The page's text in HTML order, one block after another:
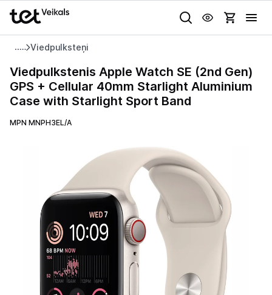
Uz kategorijam Uz galveno saturu
Viedpulksteņi
Pasūtījuma statuss
Izvēlies kāroto ierīci izdevīgāk!
TV un audio
Datortehnika
Telefoni, planšetdatori
Globāls iestatījums animāciju aktivizēšanai vai deaktivizēšanai visā
Viedpulkstenis
Apple
Watch
SE
(2nd
40mm
Starlight
Aluminium
Case
Starlight
Sport
Viedpulkstenis Apple Watch SE (2nd Gen)
GPS + Cellular 40mm Starlight Aluminium
Case with Starlight Sport Band
MPN MNPH3EL/A